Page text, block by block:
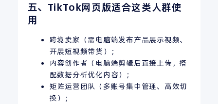
五、TikTok网页版适合这类人群使
用
跨境卖家（需电脑端发布产品展示视频、
开展短视频带货）；
内容创作者（电脑端剪辑后直接上传，搭
配数据分析优化内容）；
矩阵运营团队（多账号集中管理、高效切
换）；